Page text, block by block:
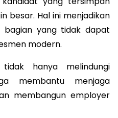
besar. Hal ini menjadikan
bagian yang tidak dapat
modern.
hanya melindungi
membantu menjaga
membangun employer